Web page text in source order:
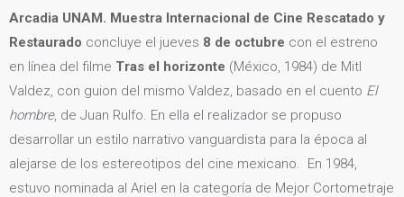
Arcadia UNAM. Muestra Internacional de Cine Rescatado y
Restaurado concluye el jueves 8 de octubre con el estreno
en línea del filme Tras el horizonte (México, 1984) de Mitl
Valdez, con guion del mismo Valdez, basado en el cuento El
hombre, de Juan Rulfo. En ella el realizador se propuso
desarrollar un estilo narrativo vanguardista para la época al
alejarse de los estereotipos del cine mexicano. En 1984,
estuvo nominada al Ariel en la categoría de Mejor Cortometraje